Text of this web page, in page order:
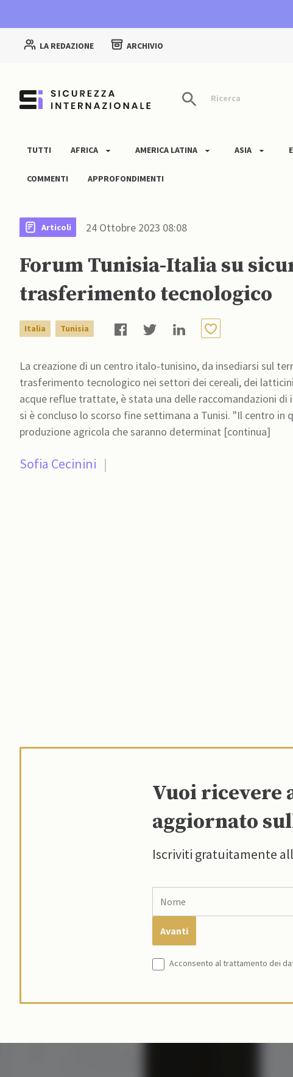
LA REDAZIONE ARCHIVIO
Ricerca
TUTTI AFRICA AMERICA LATINA ASIA
COMMENTI APPROFONDIMENTI
Articoli 24 Ottobre 2023 08:08
Forum Tunisia-Italia su
trasferimento tecnologico
Italia Tunisia
La creazione di un centro italo-tunisino, da insediarsi sul
trasferimento tecnologico nei settori dei cereali, dei
acque reflue trattate, è stata una delle raccomandazioni
si è concluso lo scorso fine settimana a Tunisi. "Il centro in
produzione agricola che saranno determinat [continua]
Sofia Cecinini |
Vuoi ricevere
aggiornato
Iscriviti gratuitamente
Acconsento al trattamento dei